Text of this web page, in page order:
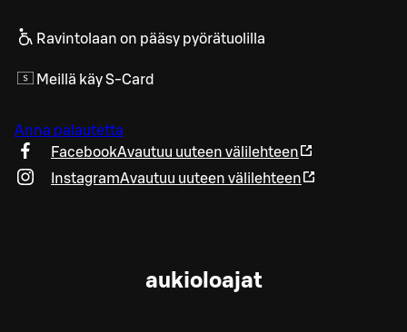
Ravintolaan on pääsy pyörätuolilla
Meillä käy S-Card
Anna palautetta
FacebookAvautuu uuteen välilehteen
InstagramAvautuu uuteen välilehteen
aukioloajat